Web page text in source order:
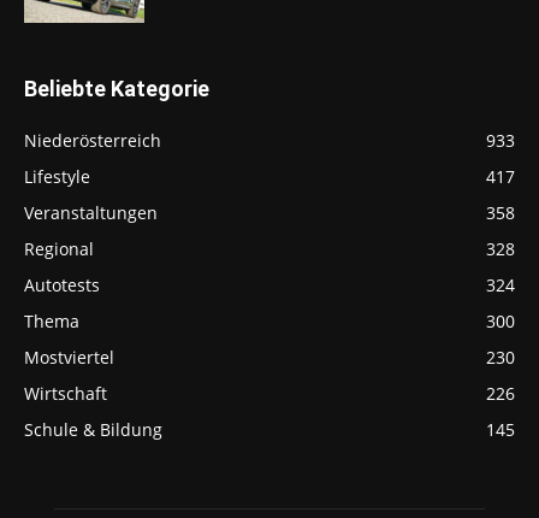
Beliebte Kategorie
Niederösterreich
933
Lifestyle
417
Veranstaltungen
358
Regional
328
Autotests
324
Thema
300
Mostviertel
230
Wirtschaft
226
Schule & Bildung
145